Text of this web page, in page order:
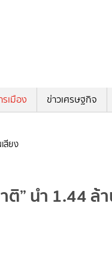
เมือง ข่าวเศรษฐกิจ
สียง
ติ” นำ 1.44 ล้